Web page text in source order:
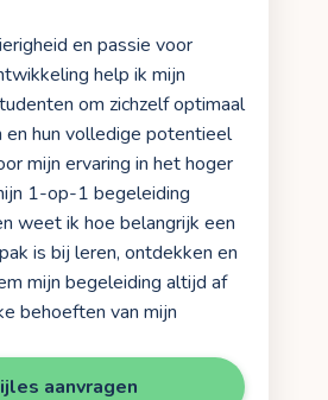
en passie voor
help ik mijn
om zichzelf optimaal
hun volledige potentieel
mijn ervaring in het hoger
1-op-1 begeleiding
weet ik hoe belangrijk een
is bij leren, ontdekken en
mijn begeleiding altijd af
behoeften van mijn
aanvragen